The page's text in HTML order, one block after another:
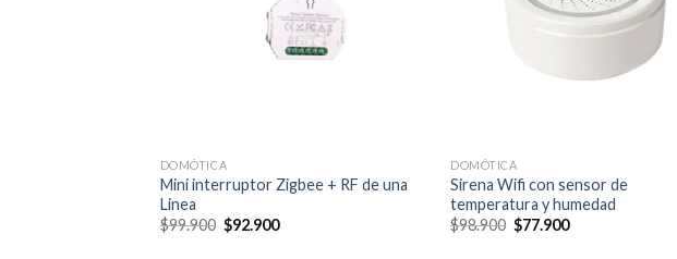
DOMÓTICA
Mini interruptor Zigbee + RF de una
Linea
$99.900 Original
price
$92.900Current
DOMÓTICA
Sirena Wifi con sensor de
temperatura y humedad
$98.900 Original
price
$77.900Current